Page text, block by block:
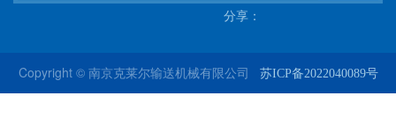
分享：
Copyright © 南京克莱尔输送机械有限公司 苏ICP备2022040089号